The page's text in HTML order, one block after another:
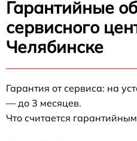
Гарантийные
сервисного
Челябинске
Гарантия от сервиса: на
— до 3 месяцев.
Что считается